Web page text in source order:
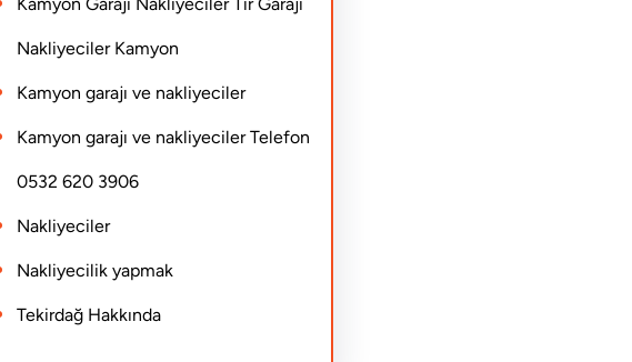
Nakliyeciler Kamyon
Kamyon garajı ve nakliyeciler
Kamyon garajı ve nakliyeciler Telefon
0532 620 3906
Nakliyeciler
Nakliyecilik yapmak
Tekirdağ Hakkında